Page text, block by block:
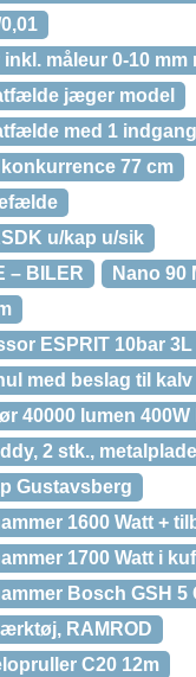
inkl. måleur 0-10
jæger model
med 1 indgang
77 cm
u/kap u/sik
– BILER
Nano 90
ESPRIT 10bar
med beslag til kalv
40000 lumen
2 stk.,
Gustavsberg
1600 Watt +
1700 Watt i
Bosch GSH 5
RAMROD
C20 12m